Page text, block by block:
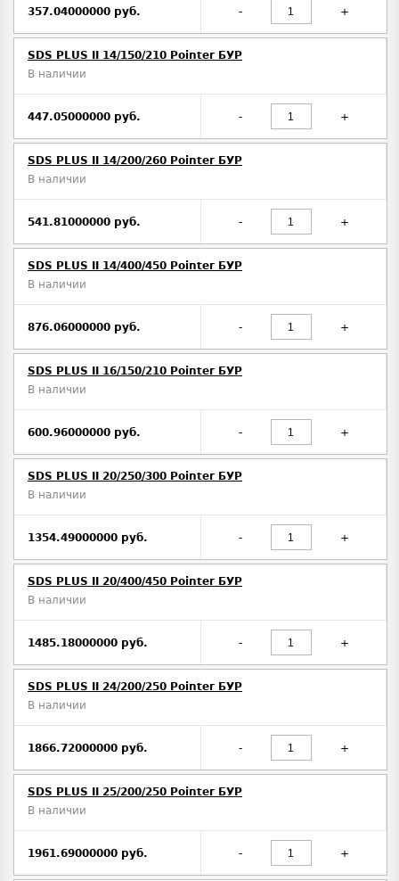
357.04000000 руб. - +
SDS PLUS II 14/150/210 Pointer БУР
В наличии
447.05000000 руб. - +
SDS PLUS II 14/200/260 Pointer БУР
В наличии
541.81000000 руб. - +
SDS PLUS II 14/400/450 Pointer БУР
В наличии
876.06000000 руб. - +
SDS PLUS II 16/150/210 Pointer БУР
В наличии
600.96000000 руб. - +
SDS PLUS II 20/250/300 Pointer БУР
В наличии
1354.49000000 руб. - +
SDS PLUS II 20/400/450 Pointer БУР
В наличии
1485.18000000 руб. - +
SDS PLUS II 24/200/250 Pointer БУР
В наличии
1866.72000000 руб. - +
SDS PLUS II 25/200/250 Pointer БУР
В наличии
1961.69000000 руб. - +